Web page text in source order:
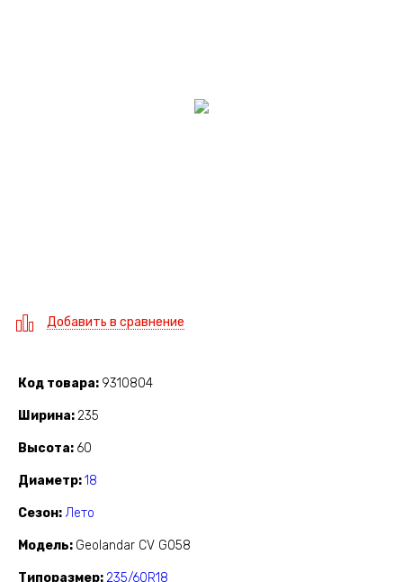
Добавить в сравнение
Код товара 9310804
Ширина 235
Высота 60
Диаметр 18
Сезон Лето
Модель Geolandar CV G058
Типоразмер 235/60R18